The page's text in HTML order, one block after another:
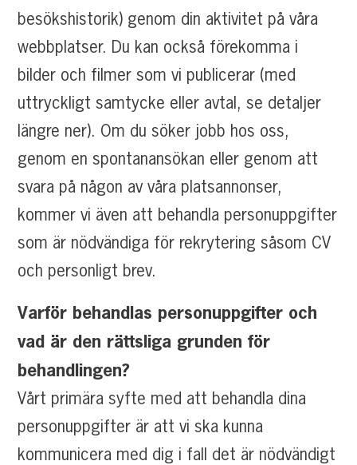
besökshistorik) genom din aktivitet på våra
webbplatser. Du kan också förekomma i
bilder och filmer som vi publicerar (med
uttryckligt samtycke eller avtal, se detaljer
längre ner). Om du söker jobb hos oss,
genom en spontanansökan eller genom att
svara på någon av våra platsannonser,
kommer vi även att behandla personuppgifter
som är nödvändiga för rekrytering såsom CV
och personligt brev.
Varför behandlas personuppgifter och
vad är den rättsliga grunden för
behandlingen?
Vårt primära syfte med att behandla dina
personuppgifter är att vi ska kunna
kommunicera med dig i fall det är nödvändigt